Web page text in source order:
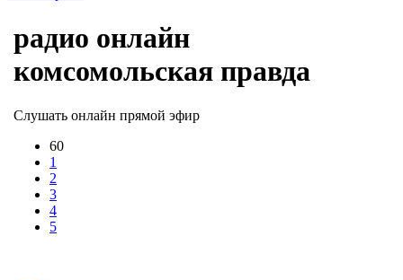
радио онлайн
комсомольская правда
Слушать онлайн прямой эфир
60
1
2
3
4
5